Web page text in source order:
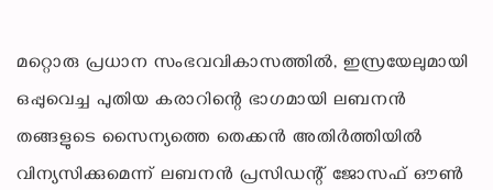
മറ്റൊരു പ്രധാന സംഭവവികാസത്തില്‍, ഇസ്രയേലുമായി
ഒപ്പുവെച്ച പുതിയ കരാറിന്റെ ഭാഗമായി ലബനന്‍
തങ്ങളുടെ സൈന്യത്തെ തെക്കന്‍ അതിര്‍ത്തിയില്‍
വിന്യസിക്കുമെന്ന് ലബനന്‍ പ്രസിഡന്റ് ജോസഫ് ഔണ്‍